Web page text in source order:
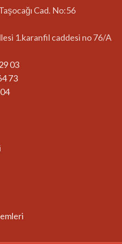
Cad. No:56
1.karanfil caddesi no 76/A
03
73